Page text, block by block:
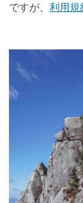
ですが、 利用規